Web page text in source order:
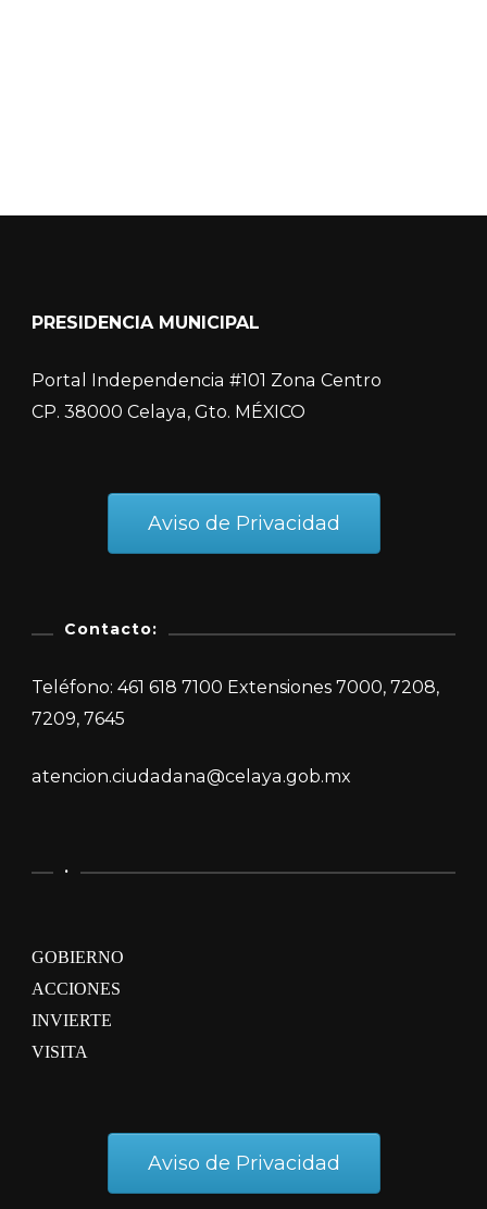
PRESIDENCIA MUNICIPAL
Portal Independencia #101 Zona Centro
CP. 38000 Celaya, Gto. MÉXICO
Aviso de Privacidad
Contacto:
Teléfono: 461 618 7100 Extensiones 7000, 7208,
7209, 7645
atencion.ciudadana@celaya.gob.mx
.
GOBIERNO
ACCIONES
INVIERTE
VISITA
Aviso de Privacidad